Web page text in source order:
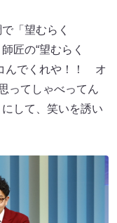
「望むらく
匠の“望むらく
んでくれや！！ オ
ってしゃべってん
して、笑いを誘い